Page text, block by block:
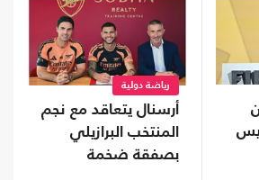
رياضة دولية
أرسنال يتعاقد مع نجم
المنتخب البرازيلي
بصفقة ضخمة